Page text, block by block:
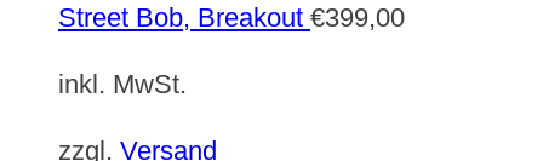
Street Bob, Breakout €399,00
inkl. MwSt.
zzgl. Versand